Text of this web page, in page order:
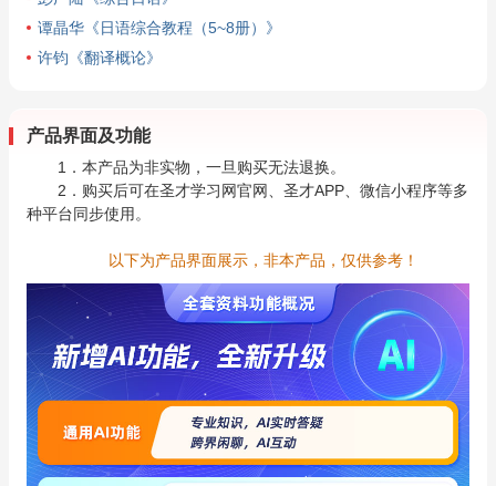
谭晶华《日语综合教程（5~8册）》
许钧《翻译概论》
产品界面及功能
1．本产品为非实物，一旦购买无法退换。
2．购买后可在圣才学习网官网、圣才APP、微信小程序等多
种平台同步使用。
以下为产品界面展示，非本产品，仅供参考！